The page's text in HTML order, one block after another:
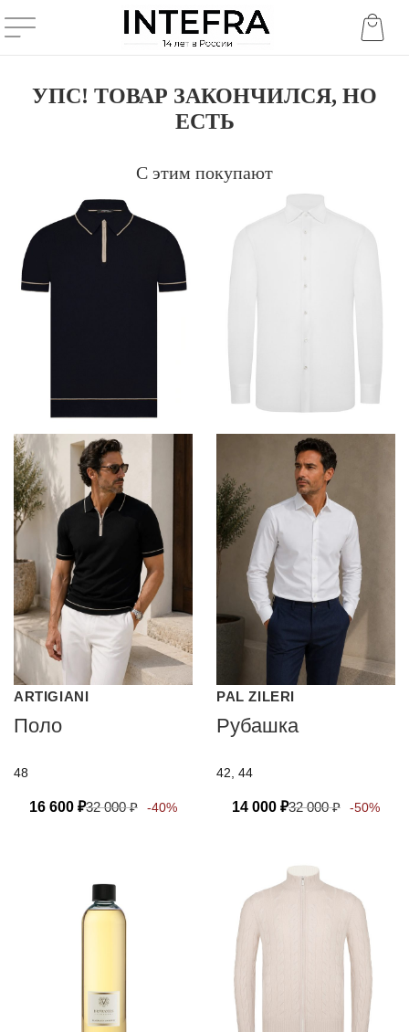
УПС! ТОВАР ЗАКОНЧИЛСЯ, НО
ЕСТЬ
С этим покупают
ARTIGIANI
Поло
48
16 600 ₽32 000₽ -40%
PAL ZILERI
Рубашка
42, 44
14 000 ₽32 000₽ -50%